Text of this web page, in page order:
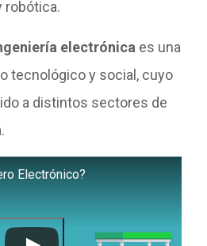
robótica.
electrónica es una
tecnológico y social, cuyo
a distintos sectores de
Electrónico?